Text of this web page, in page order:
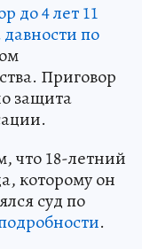
до 4 лет 11
по
Приговор
защита
что 18-летний
которому он
суд по
.